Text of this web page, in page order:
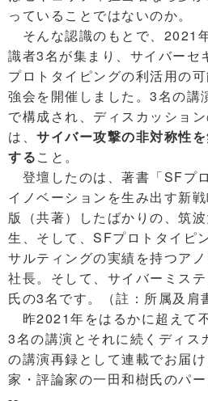
っていることではないのか。
そんな認識のもとで、2021
識者3名が集まり、サイバーセ
プロトタイピングの利活用の
強会を開催しました。3名の講
で構成され、ディスカッショ
は、 サイバー攻撃の非対称性
すること。
登壇したのは、著書「SFプ
イノベーションを生み出す新
版（共著）したばかりの、筑
生、そして、SFプロトタイピ
サルティングの実績を持つア
社長。そして、サイバーミス
氏の3名です。（註：所属及肩
昨2021年をはるかに超えて
3名の講演とそれに続くディス
の講演再録として連載でお届
家・評論家の一田和樹氏のパー